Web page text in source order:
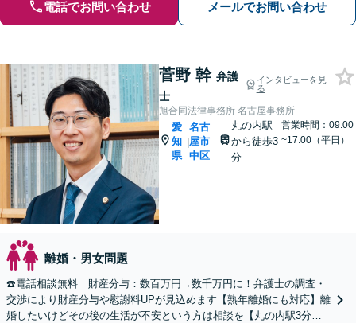
電話でお問い合わせ メールでお問い合わせ
菅野 幹 弁護
士
インタビューを見
る
旭合同法律事務所 名古屋事務所
愛
知
県
|
名古
屋市
中区
丸の内駅
から徒歩3
分
営業時間：09:00
~17:00（平日）
離婚・男女問題
☎️電話相談無料｜財産分与：数百万円→数千万円に！弁護士の調査・
交渉により財産分与や慰謝料UPが見込めます【熟年離婚にも対応】離
婚したいけどその後の生活が不安という方は相談を【丸の内駅3分】